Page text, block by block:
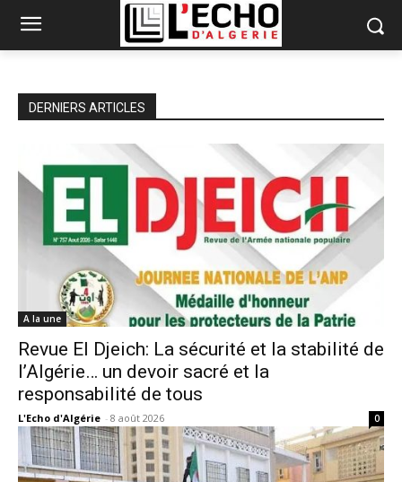
DERNIERS ARTICLES
A la une
Revue El Djeich: La sécurité et la stabilité de
l’Algérie… un devoir sacré et la
responsabilité de tous
L'Echo d'Algérie - 8 août 2026 0